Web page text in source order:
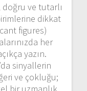
doğru ve tutarlı
dikkat
figures)
her
yazın.
sinyallerin
ve çokluğu;
bir uzmanlık